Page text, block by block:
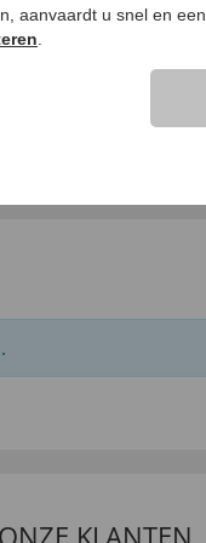
poloshirt met
KLANTEN
aanvaardt u snel en